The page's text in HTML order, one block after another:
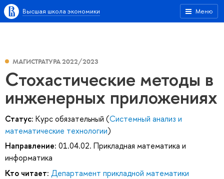
Меню
Высшая школа экономики
МАГИСТРАТУРА 2022/2023
Стохастические методы в
инженерных приложениях
Статус: Курс обязательный (Системный анализ и
математические технологии)
Направление: 01.04.02. Прикладная математика и
информатика
Кто читает: Департамент прикладной математики